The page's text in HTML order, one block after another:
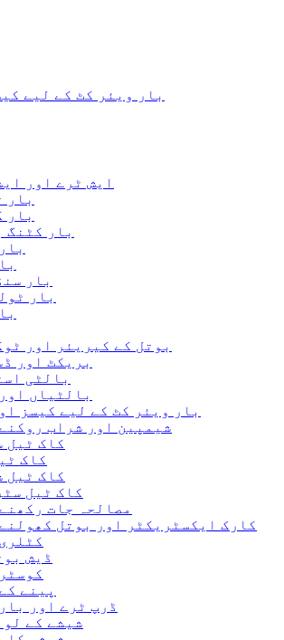
بار ویئر کٹ کے لیے
ایش ٹرے اور
بار
بار
بار کٹنگ
بار
بار
بوتل کے کیریئر اور
بریکٹ اور
بالٹی
بالٹیاں
بار ویئر کٹ کے لیے کیسز
شیمپین اور شراب
کاک ٹیل
کاک
کاک ٹیل
کاک ٹیل
مصالحہ جات
کارک ایکسٹریکٹر اور بوتل
ڈیش
پینے
ڈرپ ٹرے اور
شیشے کے